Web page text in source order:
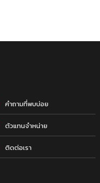
คำถามที่พบบ่อย
ตัวแทนจำหน่าย
ติดต่อเรา